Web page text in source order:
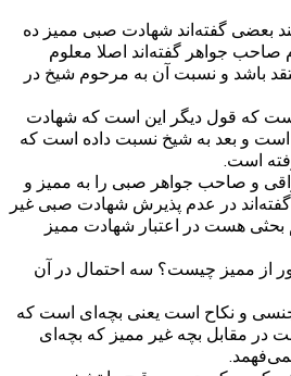
بعضی گفته‌اند شهادت صبی ممیز ده
جواهر گفته‌اند اصلا معلوم
باشد و نسبت آن به مرحوم شیخ در
که قول دیگر این است که شهادت
و بعد به شیخ نسبت داده است که
است.
و صاحب جواهر صبی را به ممیز و
در عدم پذیرش شهادت صبی غیر
هست در اعتبار شهادت ممیز
از ممیز چیست؟ سه احتمال در آن
و نکاح است یعنی بچه‌ای است که
مقابل بچه غیر ممیز که بچه‌ای